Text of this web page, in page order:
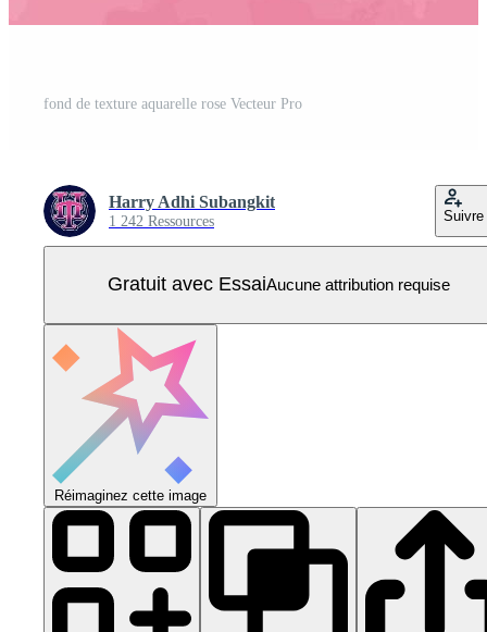
fond de texture aquarelle rose Vecteur Pro
Harry Adhi Subangkit
1 242 Ressources Suivre
Gratuit avec EssaiAucune attribution requise
Réimaginez cette image